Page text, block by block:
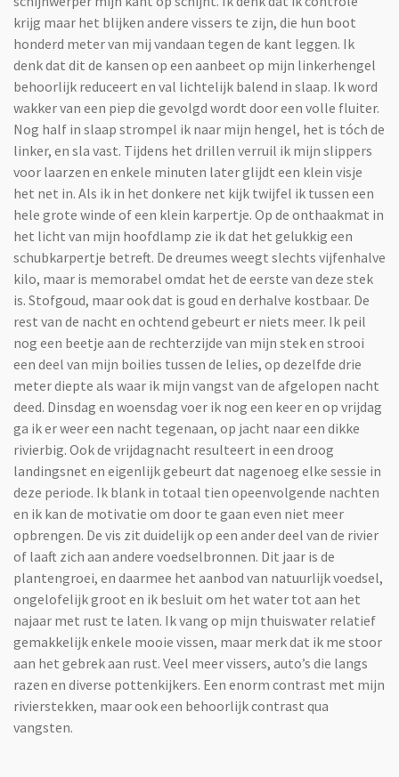
krijg maar het blijken andere vissers te zijn, die hun boot
honderd meter van mij vandaan tegen de kant leggen. Ik
denk dat dit de kansen op een aanbeet op mijn linkerhengel
behoorlijk reduceert en val lichtelijk balend in slaap. Ik word
wakker van een piep die gevolgd wordt door een volle fluiter.
Nog half in slaap strompel ik naar mijn hengel, het is tóch de
linker, en sla vast. Tijdens het drillen verruil ik mijn slippers
voor laarzen en enkele minuten later glijdt een klein visje
het net in. Als ik in het donkere net kijk twijfel ik tussen een
hele grote winde of een klein karpertje. Op de onthaakmat in
het licht van mijn hoofdlamp zie ik dat het gelukkig een
schubkarpertje betreft. De dreumes weegt slechts vijfenhalve
kilo, maar is memorabel omdat het de eerste van deze stek
is. Stofgoud, maar ook dat is goud en derhalve kostbaar. De
rest van de nacht en ochtend gebeurt er niets meer. Ik peil
nog een beetje aan de rechterzijde van mijn stek en strooi
een deel van mijn boilies tussen de lelies, op dezelfde drie
meter diepte als waar ik mijn vangst van de afgelopen nacht
deed. Dinsdag en woensdag voer ik nog een keer en op vrijdag
ga ik er weer een nacht tegenaan, op jacht naar een dikke
rivierbig. Ook de vrijdagnacht resulteert in een droog
landingsnet en eigenlijk gebeurt dat nagenoeg elke sessie in
deze periode. Ik blank in totaal tien opeenvolgende nachten
en ik kan de motivatie om door te gaan even niet meer
opbrengen. De vis zit duidelijk op een ander deel van de rivier
of laaft zich aan andere voedselbronnen. Dit jaar is de
plantengroei, en daarmee het aanbod van natuurlijk voedsel,
ongelofelijk groot en ik besluit om het water tot aan het
najaar met rust te laten. Ik vang op mijn thuiswater relatief
gemakkelijk enkele mooie vissen, maar merk dat ik me stoor
aan het gebrek aan rust. Veel meer vissers, auto’s die langs
razen en diverse pottenkijkers. Een enorm contrast met mijn
rivierstekken, maar ook een behoorlijk contrast qua
vangsten.